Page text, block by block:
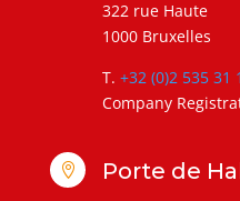
322 rue Haute
1000 Bruxelles
T. +32 (0)2 535 31
Company
 Porte de